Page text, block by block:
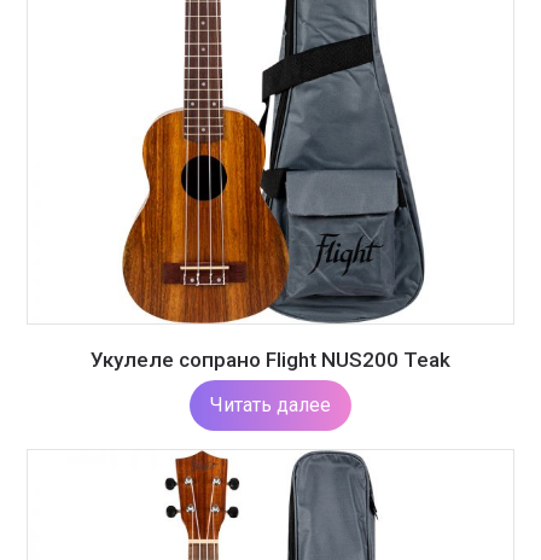
Укулеле сопрано Flight NUS200 Teak
Читать далее